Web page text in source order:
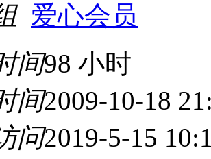
爱心会员
间98 小时
间2009-10-18
问2019-5-15